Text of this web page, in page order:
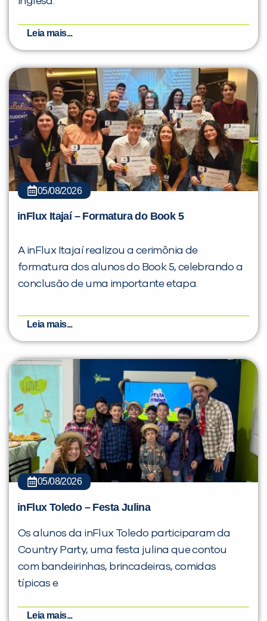
Leia mais...
05/08/2026
inFlux Itajaí – Formatura do Book 5
A inFlux Itajaí realizou a cerimônia de
formatura dos alunos do Book 5, celebrando a
conclusão de uma importante etapa.
Leia mais...
05/08/2026
inFlux Toledo – Festa Julina
Os alunos da inFlux Toledo participaram da
Country Party, uma festa julina que contou
com bandeirinhas, brincadeiras, comidas
típicas e
Leia mais...